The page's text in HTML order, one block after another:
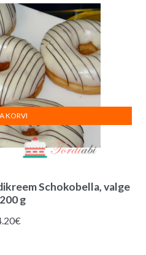
Schokobella, valge
g
€
KORVI